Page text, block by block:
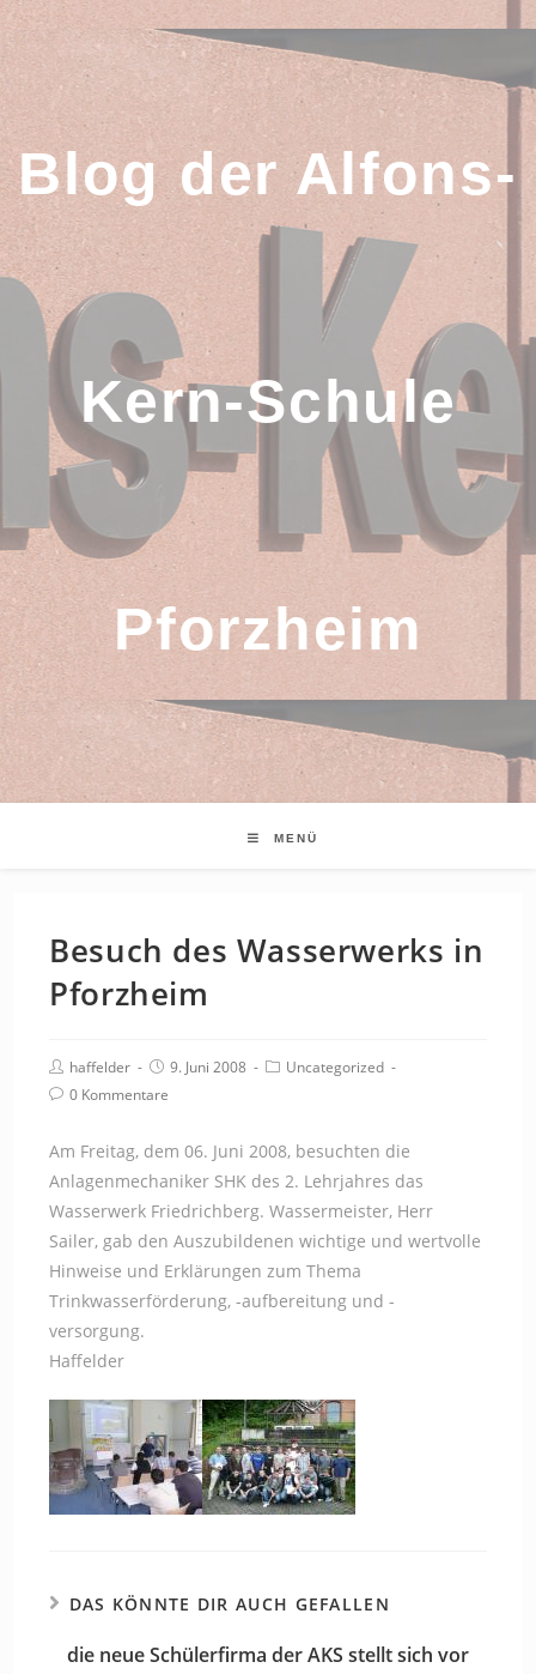
Zum
Inhalt
springen
Blog der Alfons-
Kern-Schule
Pforzheim
MENÜ
Besuch des Wasserwerks in
Pforzheim
Beitrags-
Autor:
haffelder
Beitrag
veröffentlicht:
9. Juni 2008
Beitrags-
Uncategorized
Beitrags-
0 Kommentare
Am Freitag, dem 06. Juni 2008, besuchten die
Anlagenmechaniker SHK des 2. Lehrjahres das
Wasserwerk Friedrichberg. Wassermeister, Herr
Sailer, gab den Auszubildenen wichtige und wertvolle
Hinweise und Erklärungen zum Thema
Trinkwasserförderung, -aufbereitung und -
versorgung.
Haffelder
DAS KÖNNTE DIR AUCH GEFALLEN
die neue Schülerfirma der AKS stellt sich vor